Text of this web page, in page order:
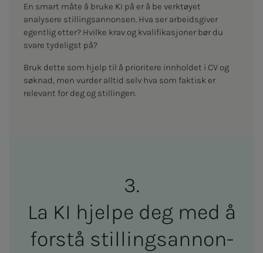
La KI hjelpe deg med å
forstå stil­l­ingsan­non­
En smart måte å bruke KI på er å be verktøyet
analysere stillingsannonsen. Hva ser arbeidsgiver
egentlig etter? Hvilke krav og kvalifikasjoner bør du
svare tydeligst på?
Bruk dette som hjelp til å prioritere innholdet i CV og
søknad, men vurder alltid selv hva som faktisk er
relevant for deg og stillingen.